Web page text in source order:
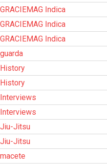
GRACIEMAG Indica
GRACIEMAG Indica
GRACIEMAG Indica
guarda
History
History
Interviews
Interviews
Jiu-Jitsu
Jiu-Jitsu
macete